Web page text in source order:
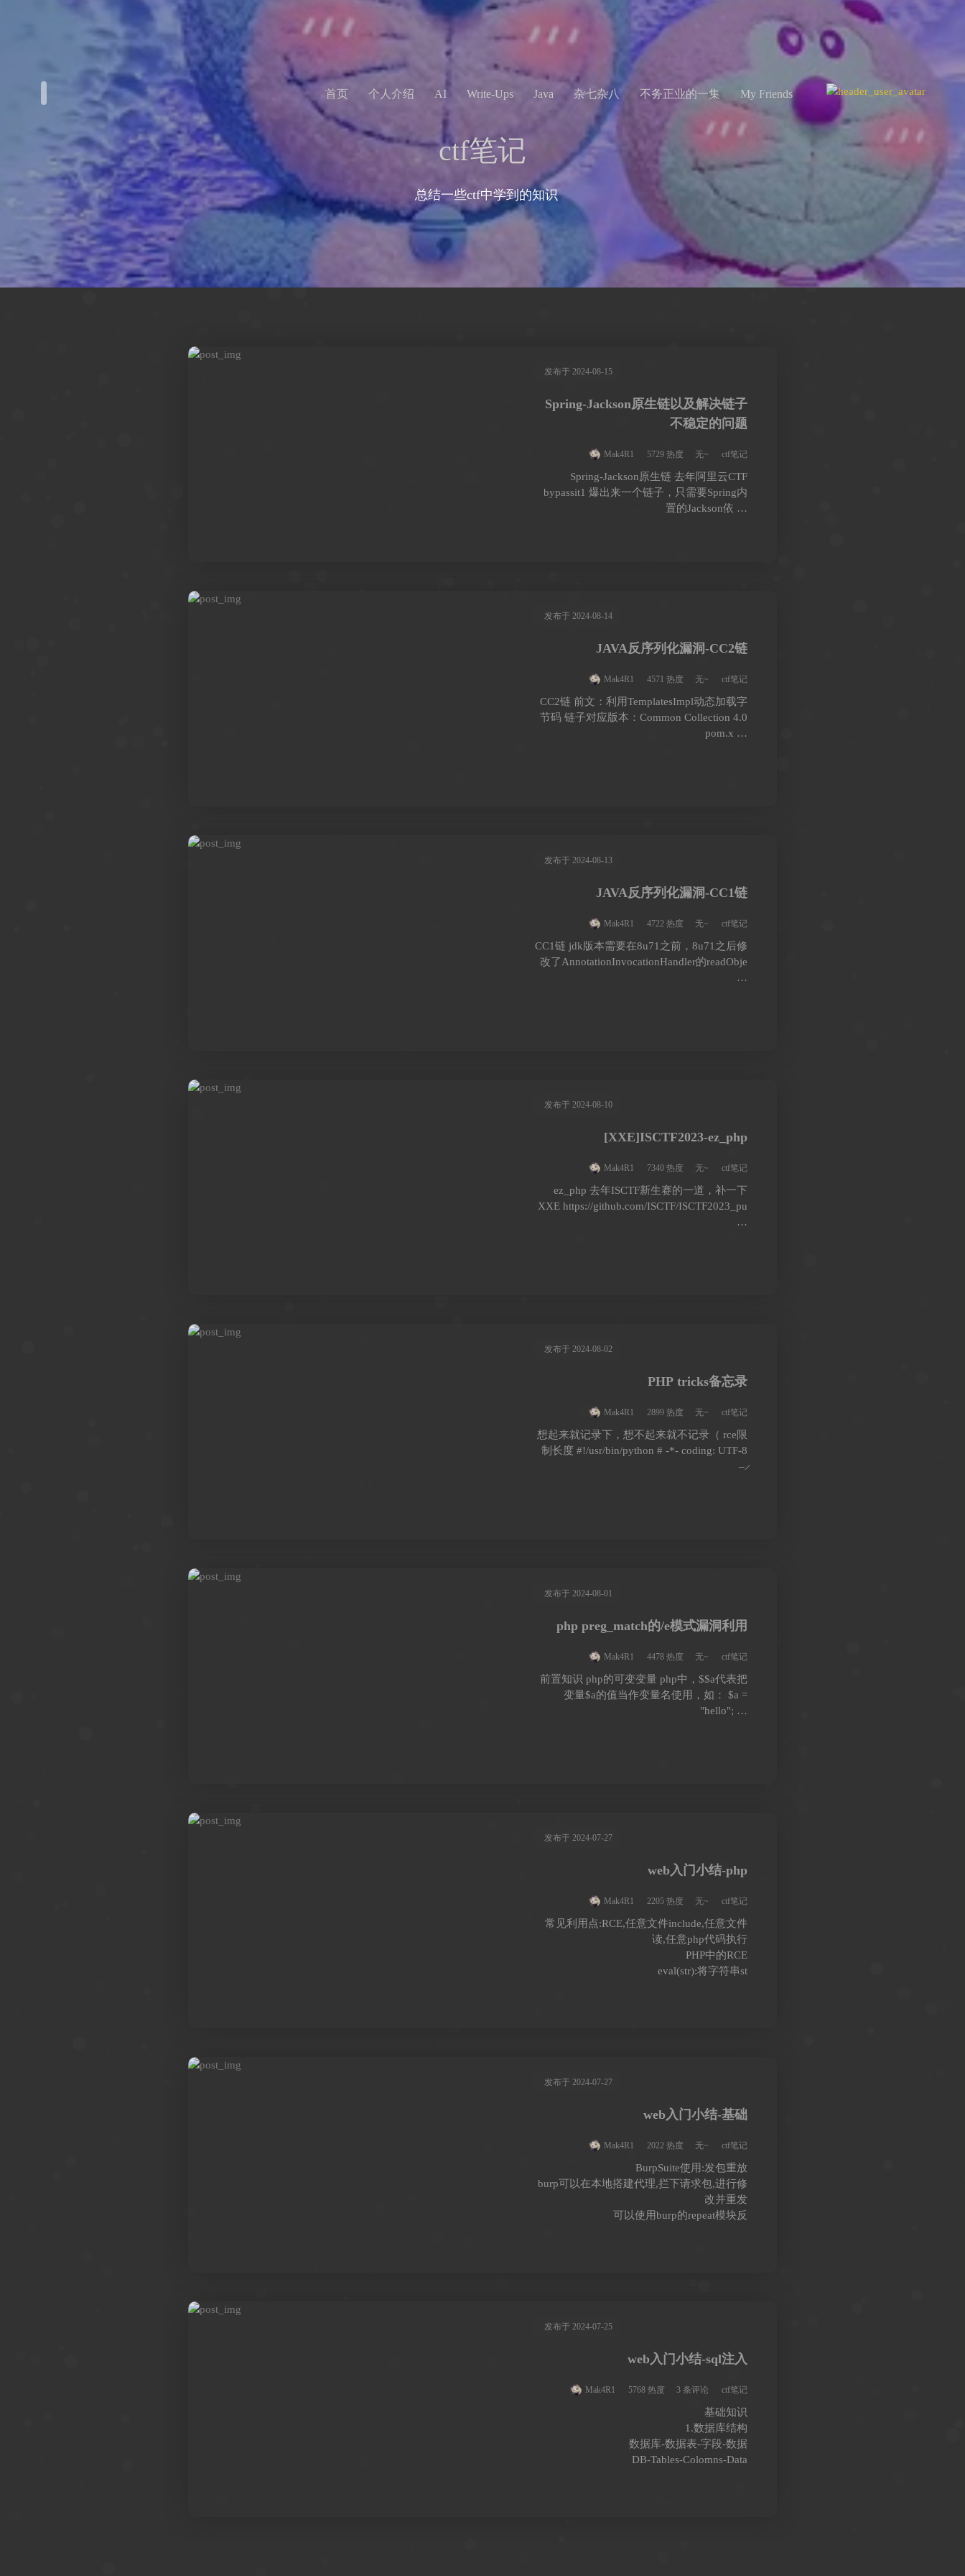
首页 个人介绍 AI Write-Ups Java 杂七杂八 不务正业的一集 My Friends
ctf笔记
总结一些ctf中学到的知识
发布于 2024-08-15
Spring-Jackson原生链以及解决链子
不稳定的问题
Mak4R1 5729 热度 无~ ctf笔记
Spring-Jackson原生链 去年阿里云CTF
bypassit1 爆出来一个链子，只需要Spring内
置的Jackson依 …
发布于 2024-08-14
JAVA反序列化漏洞-CC2链
Mak4R1 4571 热度 无~ ctf笔记
CC2链 前文：利用TemplatesImpl动态加载字
节码 链子对应版本：Common Collection 4.0
pom.x …
发布于 2024-08-13
JAVA反序列化漏洞-CC1链
Mak4R1 4722 热度 无~ ctf笔记
CC1链 jdk版本需要在8u71之前，8u71之后修
改了AnnotationInvocationHandler的readObje
…
发布于 2024-08-10
[XXE]ISCTF2023-ez_php
Mak4R1 7340 热度 无~ ctf笔记
ez_php 去年ISCTF新生赛的一道，补一下
XXE https://github.com/ISCTF/ISCTF2023_pu
…
发布于 2024-08-02
PHP tricks备忘录
Mak4R1 2899 热度 无~ ctf笔记
想起来就记录下，想不起来就不记录（ rce限
制长度 #!/usr/bin/python # -*- coding: UTF-8
– ̷
发布于 2024-08-01
php preg_match的/e模式漏洞利用
Mak4R1 4478 热度 无~ ctf笔记
前置知识 php的可变变量 php中，$$a代表把
变量$a的值当作变量名使用，如： $a =
"hello"; …
发布于 2024-07-27
web入门小结-php
Mak4R1 2205 热度 无~ ctf笔记
常见利用点:RCE,任意文件include,任意文件
读,任意php代码执行
PHP中的RCE
eval(str):将字符串st
发布于 2024-07-27
web入门小结-基础
Mak4R1 2022 热度 无~ ctf笔记
BurpSuite使用:发包重放
burp可以在本地搭建代理,拦下请求包,进行修
改并重发
可以使用burp的repeat模块反
发布于 2024-07-25
web入门小结-sql注入
Mak4R1 5768 热度 3 条评论 ctf笔记
基础知识
1.数据库结构
数据库-数据表-字段-数据
DB-Tables-Colomns-Data